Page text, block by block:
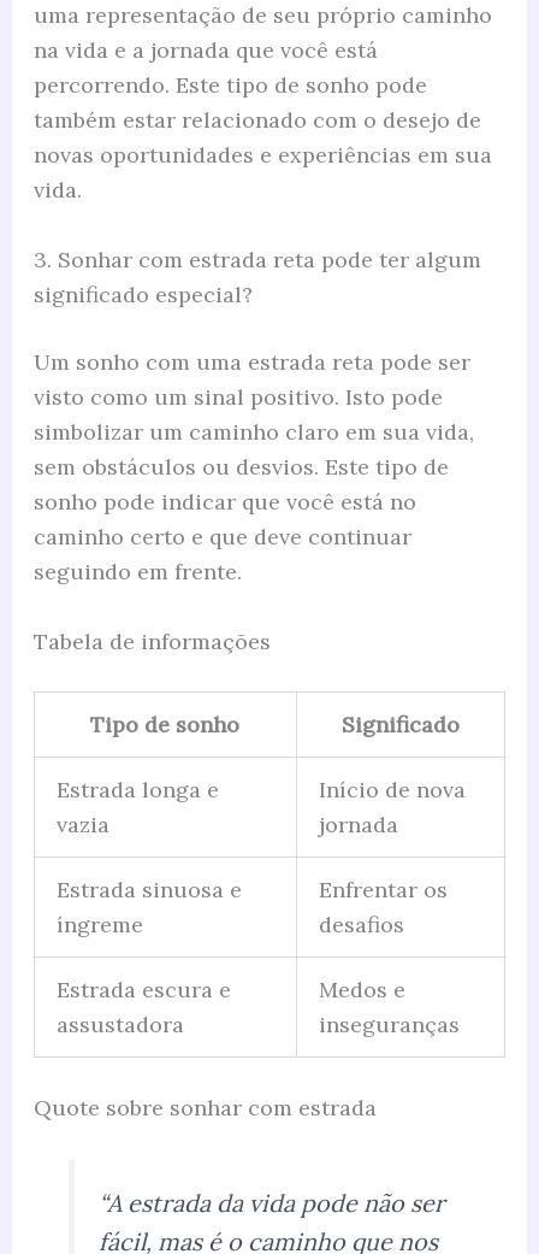
uma representação de seu próprio caminho
na vida e a jornada que você está
percorrendo. Este tipo de sonho pode
também estar relacionado com o desejo de
novas oportunidades e experiências em sua
vida.
3. Sonhar com estrada reta pode ter algum
significado especial?
Um sonho com uma estrada reta pode ser
visto como um sinal positivo. Isto pode
simbolizar um caminho claro em sua vida,
sem obstáculos ou desvios. Este tipo de
sonho pode indicar que você está no
caminho certo e que deve continuar
seguindo em frente.
Tabela de informações
Tipo de sonho Significado
Estrada longa e
vazia
Início de nova
jornada
Estrada sinuosa e
íngreme
Enfrentar os
desafios
Estrada escura e
assustadora
Medos e
inseguranças
Quote sobre sonhar com estrada
“A estrada da vida pode não ser
fácil, mas é o caminho que nos